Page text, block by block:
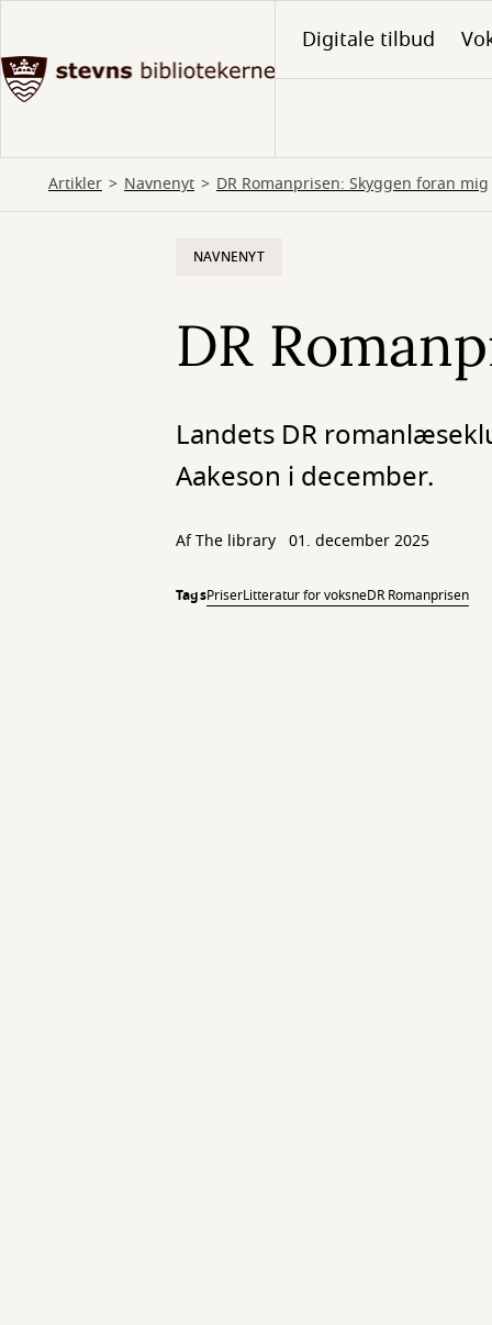
hovedindhold
Digitale tilbud
Artikler Navnenyt DR Romanprisen: Skyggen foran mig
NAVNENYT
DR
Landets DR
Aakeson i december.
Af The library 01. december 2025
TagsPriserLitteratur for voksneDR Romanprisen